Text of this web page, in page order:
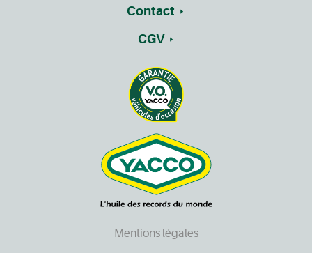
Contact
CGV
Mentions légales